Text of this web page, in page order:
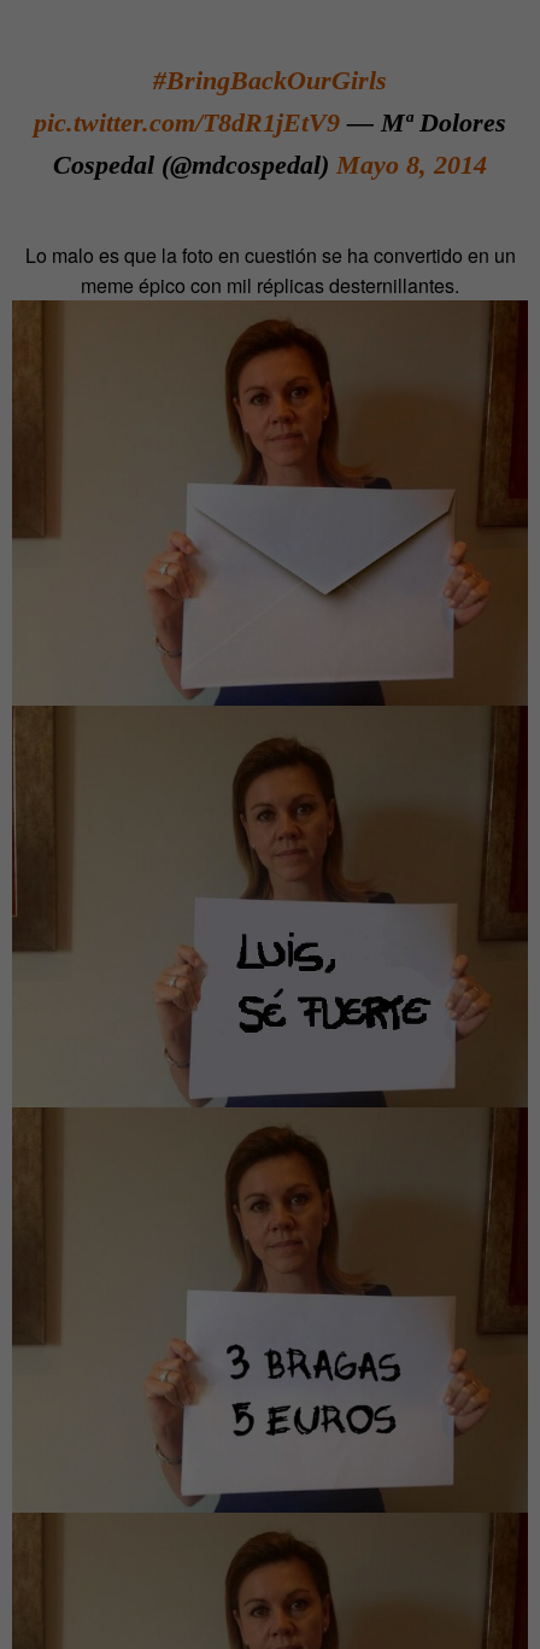
#BringBackOurGirls
pic.twitter.com/T8dR1jEtV9 — Mª Dolores
Cospedal (@mdcospedal) Mayo 8, 2014
Lo malo es que la foto en cuestión se ha convertido en un
meme épico con mil réplicas desternillantes.